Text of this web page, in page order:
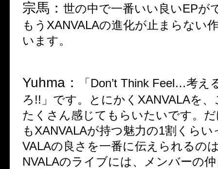
宗馬： 世の中で一番いい良いEPが
もう XANVALAの進化が止まらない
います。
Yuhma： 「 Don’t Think Feel…考え
ろ !! 」です。とにかく XANVALAを、
たくさん感じてもらいたいです。
もXANVALAが持つ魅力の1割くらい
VALAの良さを一番に伝えられるの
NVALAのライブには、メンバーの